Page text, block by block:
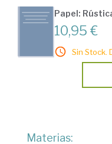
Papel:
10,95 €
Sin Stock.
Materias: